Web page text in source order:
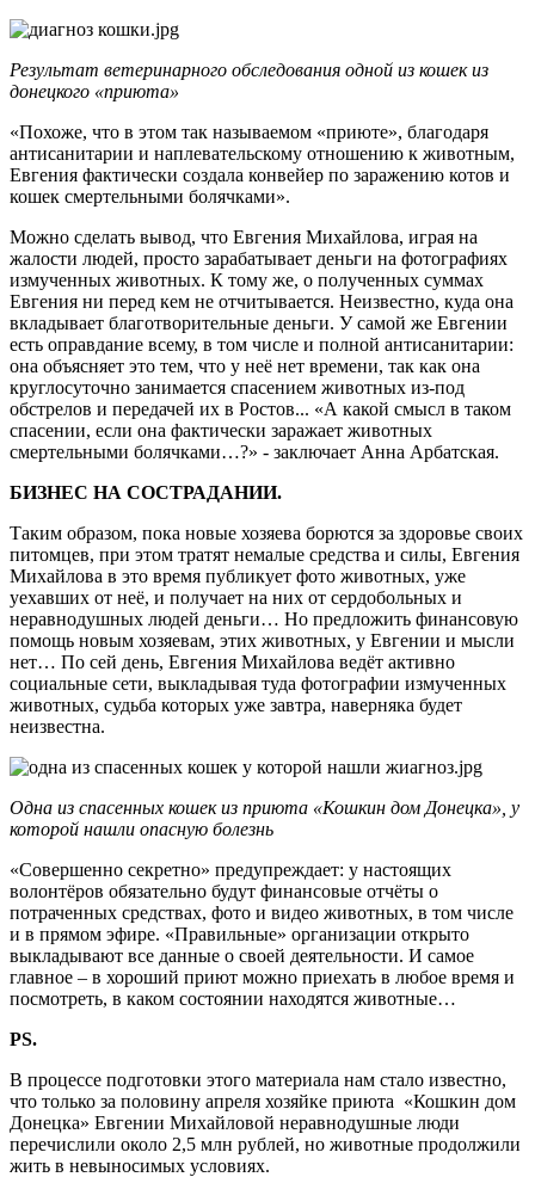
Результат ветеринарного обследования одной из кошекиз
донецкого «приюта»
«Похоже, что в этом так называемом «приюте», благодаря
антисанитарии и наплевательскому отношению к животным,
Евгения фактически создала конвейер по заражению котов и
кошек смертельными болячками».
Можно сделать вывод, что Евгения Михайлова, играя на
жалости людей, просто зарабатывает деньги на фотографиях
измученных животных. К тому же, о полученных суммах
Евгения ни перед кем не отчитывается. Неизвестно, куда она
вкладывает благотворительные деньги. У самой же Евгении
есть оправдание всему, в том числе и полной антисанитарии:
она объясняет это тем, что у неё нет времени, так как она
круглосуточно занимается спасением животных из-под
обстрелов и передачей их в Ростов... «А какой смысл в таком
спасении, если она фактически заражает животных
смертельными болячками…?» - заключает Анна Арбатская.
БИЗНЕС НА СОСТРАДАНИИ.
Таким образом, пока новые хозяева борются за здоровье своих
питомцев, при этом тратят немалые средства и силы, Евгения
Михайлова в это время публикует фото животных, уже
уехавших от неё, и получает на них от сердобольных и
неравнодушных людей деньги… Но предложить финансовую
помощь новым хозяевам, этих животных, у Евгении и мысли
нет… По сей день, Евгения Михайлова ведёт активно
социальные сети, выкладывая туда фотографии измученных
животных, судьба которых уже завтра, наверняка будет
неизвестна.
Одна из спасенных кошек из приюта «Кошкин дом Донецка», у
которой нашли опасную болезнь
«Совершенно секретно» предупреждает: у настоящих
волонтёров обязательно будут финансовые отчёты о
потраченных средствах, фото и видео животных, в том числе
и в прямом эфире. «Правильные» организации открыто
выкладывают все данные о своей деятельности. И самое
главное – в хороший приют можно приехать в любое время и
посмотреть, в каком состоянии находятся животные…
PS.
В процессе подготовки этого материала нам стало известно,
что только за половину апреля хозяйке приюта «Кошкин дом
Донецка» Евгении Михайловой неравнодушные люди
перечислили около 2,5 млн рублей, но животные продолжили
жить в невыносимых условиях.